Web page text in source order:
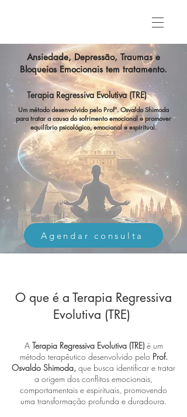
Ansiedade, Depressão, Traumas e
Bloqueios Emocionais tem tratamento.
Terapia Regressiva Evolutiva (TRE)
Um método desenvolvido pelo Profº. Osvaldo Shimoda
para tratar a causa do sofrimento emocional e promover
equilíbrio psicológico, emocional e espiritual.
Agendar consulta
O que é a Terapia Regressiva
Evolutiva (TRE)
A Terapia Regressiva Evolutiva (TRE)é um
método terapêutico desenvolvido pelo Prof.
Osvaldo Shimoda, que busca identificar e tratar
a origem dos conflitos emocionais,
comportamentais e espirituais, promovendo
uma transformação profunda e duradoura.